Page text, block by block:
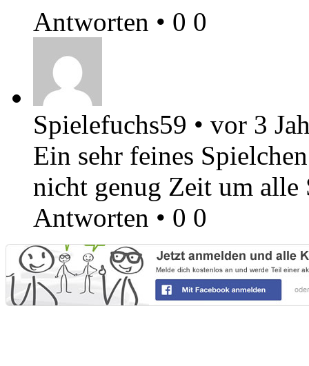
Antworten • 0 0
Spielefuchs59 • vor 3
Ein sehr feines
nicht genug Zeit um alle
Antworten • 0 0